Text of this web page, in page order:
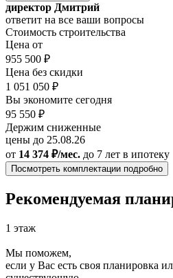
директор Дмитрий
ответит на все ваши вопросы
Стоимость строительства
Цена от
955 500 ₽
Цена без скидки
1 051 050 ₽
Вы экономите сегодня
95 550 ₽
Держим сниженные
цены до 25.08.26
от 14 374 ₽/мес. до 7 лет в ипотеку
Посмотреть комплектации подробно
Рекомендуемая
1 этаж
Мы поможем,
если у Вас есть своя планировка